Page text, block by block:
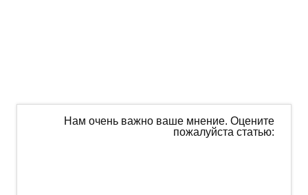
Нам очень важно ваше мнение. Оцените
пожалуйста статью: